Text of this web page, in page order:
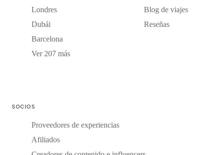
Londres
Dubái
Barcelona
Ver 207 más
Blog de viajes
Reseñas
SOCIOS
Proveedores de experiencias
Afiliados